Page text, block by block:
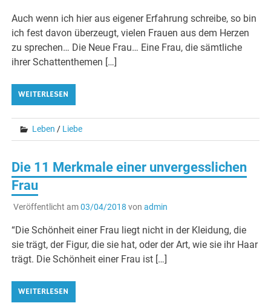
Auch wenn ich hier aus eigener Erfahrung schreibe, so bin
ich fest davon überzeugt, vielen Frauen aus dem Herzen
zu sprechen… Die Neue Frau… Eine Frau, die sämtliche
ihrer Schattenthemen […]
WEITERLESEN
Leben / Liebe
Die 11 Merkmale einer unvergesslichen
Frau
Veröffentlicht am03/04/2018 von admin
“Die Schönheit einer Frau liegt nicht in der Kleidung, die
sie trägt, der Figur, die sie hat, oder der Art, wie sie ihr Haar
trägt. Die Schönheit einer Frau ist […]
WEITERLESEN